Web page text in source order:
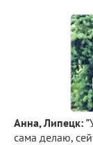
Анна, Липецк: "
сама делаю,